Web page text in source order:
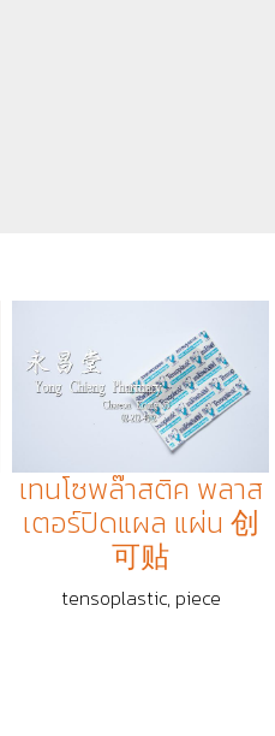
เทนโซพล๊าสติค พลาส
เตอร์ปิดแผล แผ่น 创
可贴
tensoplastic, piece